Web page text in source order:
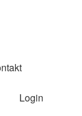
Login